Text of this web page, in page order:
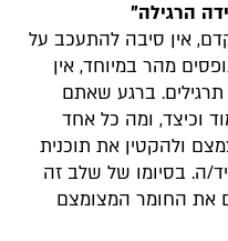
אין סיבה להתעכב על
מהר במיוחד, אין
טעם לתרגל את הרעיון לאורך 30 תרגילים. ברגע שאתם
וכיצד, ומה כל אחד
ולהקטין את תוכנית
ה. בסיומו של שלב זה
את החומר המצומצם